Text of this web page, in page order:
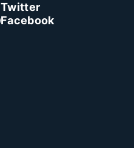
Twitter
Facebook